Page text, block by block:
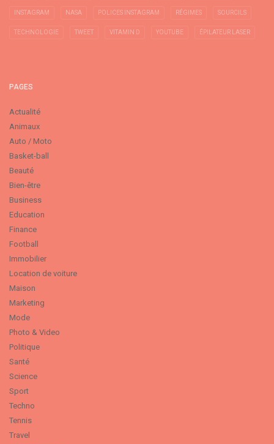
INSTAGRAM NASA POLICES INSTAGRAM RÉGIMES SOURCILS
TECHNOLOGIE TWEET VITAMIN D YOUTUBE ÉPILATEUR LASER
PAGES
Actualité
Animaux
Auto / Moto
Basket-ball
Beauté
Bien-être
Business
Education
Finance
Football
Immobilier
Location de voiture
Maison
Marketing
Mode
Photo & Video
Politique
Santé
Science
Sport
Techno
Tennis
Travel